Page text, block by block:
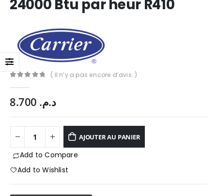
24000 Btu par heur R410
( Il n’y a pas encore d’avis. )
د.م.
AJOUTER AU PANIER
Add to Compare
Add to Wishlist